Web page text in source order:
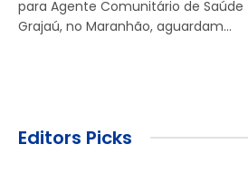
para Agente Comunitário de
Grajaú, no Maranhão, aguardam…
Editors Picks